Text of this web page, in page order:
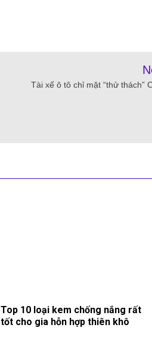
Tài xế ô tô chỉ mặt “thử thách”
Top 10 loại kem chống nắng rất
tốt cho gia hỗn hợp thiên khô